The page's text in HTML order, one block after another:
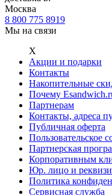
Москва
8 800 775 8919
Мы на связи
Х
Акции и подарки
Контакты
Накопительные
Почему
Партнерам
Контакты, адреса
Публичная оферта
Пользовательское
Партнерская
Корпоративным
Юр. лицо и
Политика
Сервисная служба